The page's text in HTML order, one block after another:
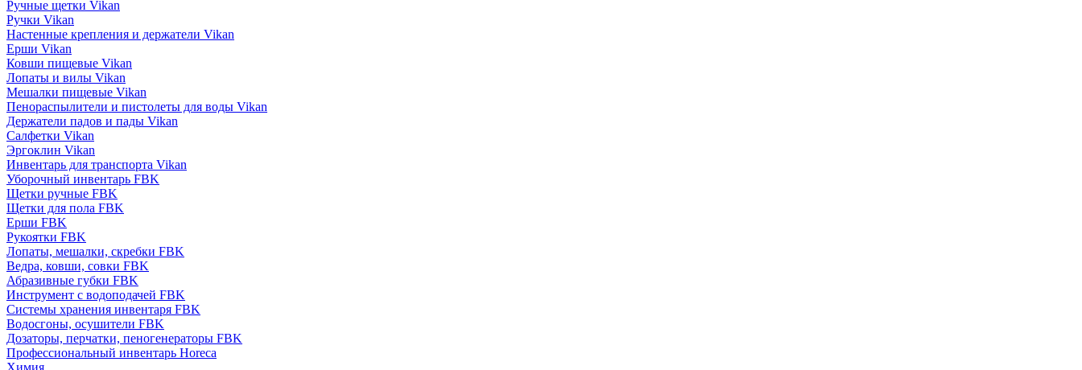
Ручные щетки Vikan
Ручки Vikan
Настенные крепления и держатели Vikan
Ерши Vikan
Ковши пищевые Vikan
Лопаты и вилы Vikan
Мешалки пищевые Vikan
Пенораспылители и пистолеты для воды Vikan
Держатели падов и пады Vikan
Салфетки Vikan
Эргоклин Vikan
Инвентарь для транспорта Vikan
Уборочный инвентарь FBK
Щетки ручные FBK
Щетки для пола FBK
Ерши FBK
Рукоятки FBK
Лопаты, мешалки, скребки FBK
Ведра, ковши, совки FBK
Абразивные губки FBK
Инструмент с водоподачей FBK
Системы хранения инвентаря FBK
Водосгоны, осушители FBK
Дозаторы, перчатки, пеногенераторы FBK
Профессиональный инвентарь Horeca
Химия